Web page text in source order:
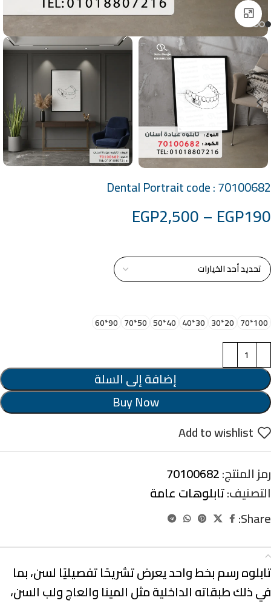
Click to enlarge
Dental Portrait code : 70100682
EGP190
–
EGP2,500
100*70
20*30
30*40
40*50
50*70
90*60
إضافة إلى السلة
Buy Now
Add to wishlist
رمز المنتج:70100682
التصنيف:تابلوهات عامة
Share:
تابلوه رسم بخط واحد يعرض تشريحًا تفصيليًا لسن، بما
في ذلك طبقاته الداخلية مثل المينا والعاج ولب السن،